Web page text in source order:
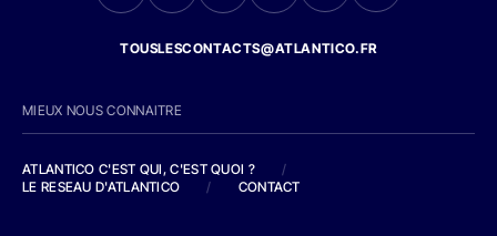
TOUSLESCONTACTS@ATLANTICO.FR
MIEUX NOUS CONNAITRE
ATLANTICO C'EST QUI, C'EST QUOI ?
/
LE RESEAU D'ATLANTICO
/ CONTACT